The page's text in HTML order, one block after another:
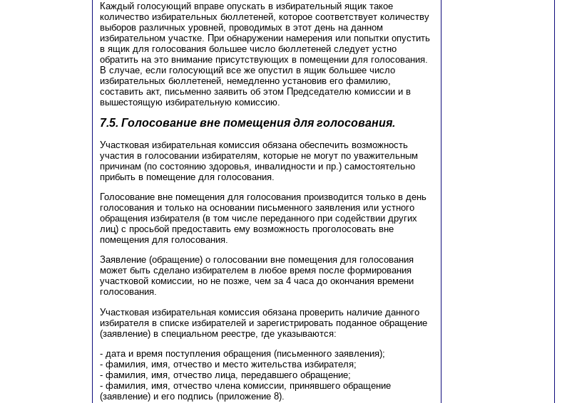
Каждый голосующий вправе опускать в избирательный ящик такое
количество избирательных бюллетеней, которое соответствует количеству
выборов различных уровней, проводимых в этот день на данном
избирательном участке. При обнаружении намерения или попытки опустить
в ящик для голосования большее число бюллетеней следует устно
обратить на это внимание присутствующих в помещении для голосования.
В случае, если голосующий все же опустил в ящик большее число
избирательных бюллетеней, немедленно установив его фамилию,
составить акт, письменно заявить об этом Председателю комиссии и в
вышестоящую избирательную комиссию.
7.5. Голосование вне помещения для голосования.
Участковая избирательная комиссия обязана обеспечить возможность
участия в голосовании избирателям, которые не могут по уважительным
причинам (по состоянию здоровья, инвалидности и пр.) самостоятельно
прибыть в помещение для голосования.
Голосование вне помещения для голосования производится только в день
голосования и только на основании письменного заявления или устного
обращения избирателя (в том числе переданного при содействии других
лиц) с просьбой предоставить ему возможность проголосовать вне
помещения для голосования.
Заявление (обращение) о голосовании вне помещения для голосования
может быть сделано избирателем в любое время после формирования
участковой комиссии, но не позже, чем за 4 часа до окончания времени
голосования.
Участковая избирательная комиссия обязана проверить наличие данного
избирателя в списке избирателей и зарегистрировать поданное обращение
(заявление) в специальном реестре, где указываются:
- дата и время поступления обращения (письменного заявления);
- фамилия, имя, отчество и место жительства избирателя;
- фамилия, имя, отчество лица, передавшего обращение;
- фамилия, имя, отчество члена комиссии, принявшего обращение
(заявление) и его подпись (приложение 8).